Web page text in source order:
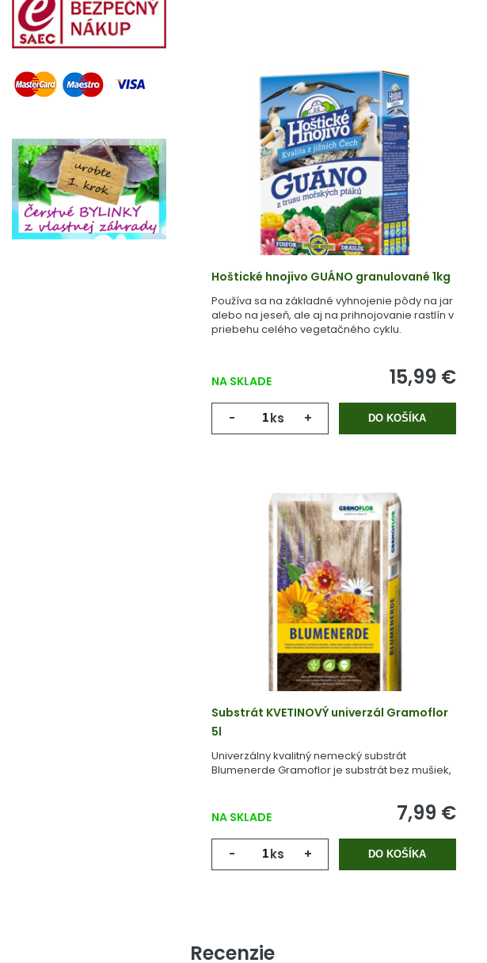
Hoštické hnojivo GUÁNO granulované 1kg
Používa sa na základné vyhnojenie pôdy na jar
alebo na jeseň, ale aj na prihnojovanie rastlín v
priebehu celého vegetačného cyklu.
NA SKLADE 15,99 €
- ks + DO KOŠÍKA
Substrát KVETINOVÝ univerzál Gramoflor
5l
Univerzálny kvalitný nemecký substrát
Blumenerde Gramoflor je substrát bez mušiek,
NA SKLADE 7,99 €
- ks + DO KOŠÍKA
Recenzie